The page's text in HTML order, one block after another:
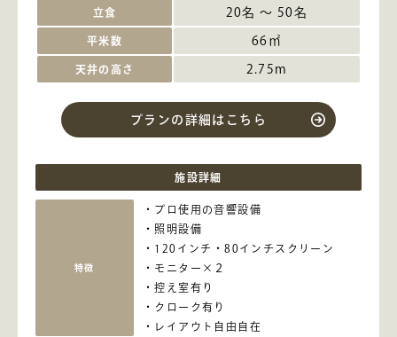
立食 20名 ～ 50名
平米数 66㎡
天井の高さ 2.75m
プランの詳細はこちら
施設詳細
特徴
プロ使用の音響設備
照明設備
120インチ・80インチスクリーン
モニター×２
控え室有り
クローク有り
レイアウト自由自在